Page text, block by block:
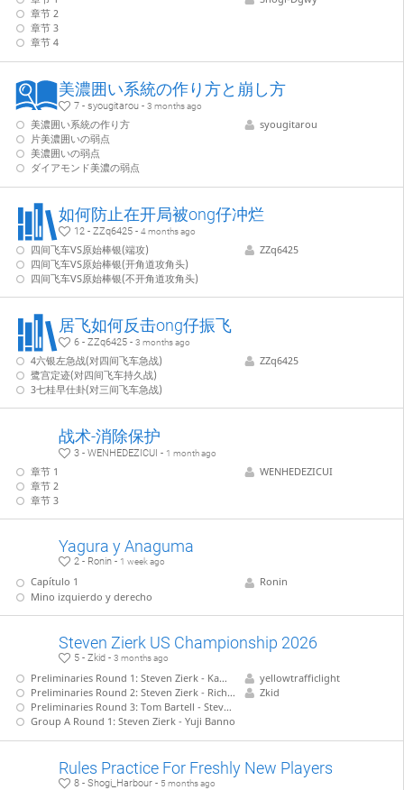
章节 2
章节 3
章节 4
美濃囲い系統の作り方と崩し方
7 - syougitarou -3 months ago
美濃囲い系統の作り方
片美濃囲いの弱点
美濃囲いの弱点
ダイアモンド美濃の弱点
syougitarou
如何防止在开局被ong仔冲烂
12 - ZZq6425 -4 months ago
四间飞车VS原始棒银(端攻)
四间飞车VS原始棒银(开角道攻角头)
四间飞车VS原始棒银(不开角道攻角头)
ZZq6425
居飞如何反击ong仔振飞
6 - ZZq6425 -3 months ago
4六银左急战(对四间飞车急战)
鹭宫定迹(对四间飞车持久战)
3七桂早仕卦(对三间飞车急战)
ZZq6425
战术-消除保护
3 - WENHEDEZICUI - 1 month ago
章节 1
章节 2
章节 3
WENHEDEZICUI
Yagura y Anaguma
2 - Ronin - 1 week ago
Capítulo 1
Mino izquierdo y derecho
Ronin
Steven Zierk US Championship 2026
5 - Zkid -3 months ago
Preliminaries Round 1: Steven Zierk - Kamil Sarafin
Preliminaries Round 2: Steven Zierk - Richard Chen
Preliminaries Round 3: Tom Bartell - Steven Zierk
Group A Round 1: Steven Zierk - Yuji Banno
yellowtrafficlight
Zkid
Rules Practice For Freshly New Players
8 - Shogi_Harbour - 5 months ago